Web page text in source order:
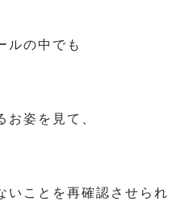
ルの中でも
お姿を見て、
いことを再確認させられ